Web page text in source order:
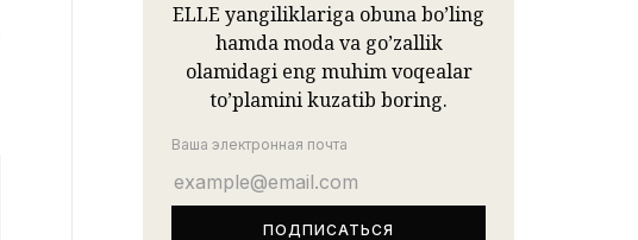
ELLE yangiliklariga obuna bo’ling
hamda moda va go’zallik
olamidagi eng muhim voqealar
to’plamini kuzatib boring.
Ваша электронная почта